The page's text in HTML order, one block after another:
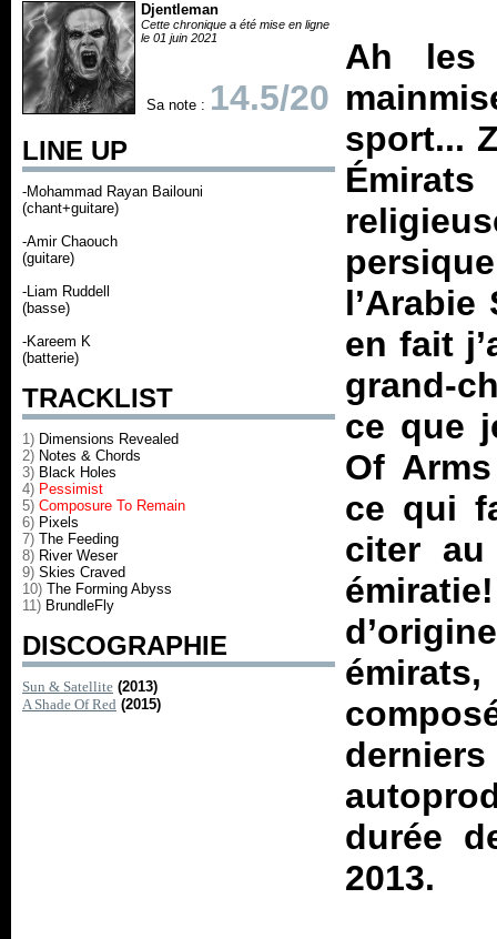
Djentleman
Cette chronique a été mise en ligne
le 01 juin 2021
Sa note : 14.5/20
LINE UP
-Mohammad Rayan Bailouni
(chant+guitare)
-Amir Chaouch
(guitare)
-Liam Ruddell
(basse)
-Kareem K
(batterie)
TRACKLIST
1) Dimensions Revealed
2) Notes & Chords
3) Black Holes
4) Pessimist
5) Composure To Remain
6) Pixels
7) The Feeding
8) River Weser
9) Skies Craved
10) The Forming Abyss
11) BrundleFly
DISCOGRAPHIE
Sun & Satellite (2013)
A Shade Of Red (2015)
Ah les
sport...
en fait
grand-
ce que
Of
ce qui
citer au
durée
2013.